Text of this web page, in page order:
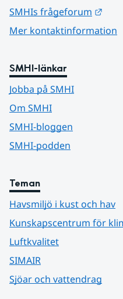
SMHIs frågeforum
Mer kontaktinformation
SMHI-länkar
Jobba på SMHI
Om SMHI
SMHI-bloggen
SMHI-podden
Teman
Havsmiljö i kust och hav
Kunskapscentrum för
Luftkvalitet
SIMAIR
Sjöar och vattendrag